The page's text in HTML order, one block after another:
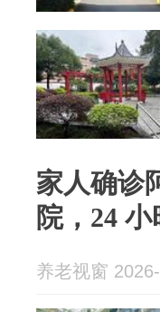
家人确诊
院，24
养老视窗